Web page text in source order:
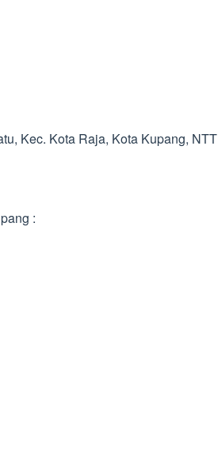
Kec. Kota Raja, Kota Kupang, NTT
: